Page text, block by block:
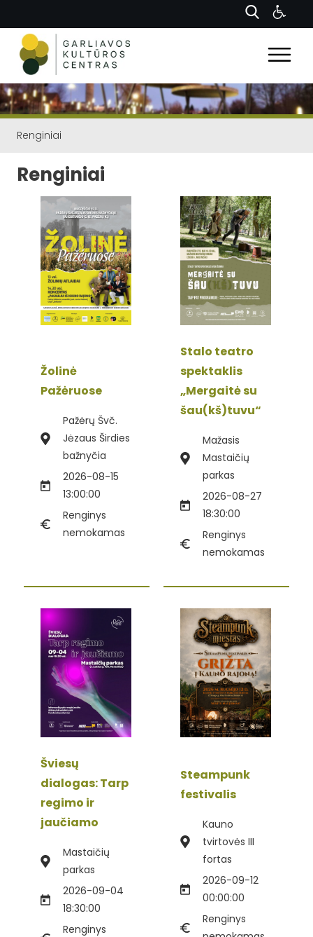
Renginiai
Renginiai
Žolinė
Pažėruose
Pažėrų Švč.
Jėzaus Širdies
bažnyčia
2026-08-15
13:00:00
Renginys
nemokamas
Stalo teatro
spektaklis
„Mergaitė su
šau(kš)tuvu“
Mažasis
Mastaičių
parkas
2026-08-27
18:30:00
Renginys
nemokamas
Šviesų
dialogas: Tarp
regimo ir
jaučiamo
Mastaičių
parkas
2026-09-04
18:30:00
Renginys
Steampunk
festivalis
Kauno
tvirtovės III
fortas
2026-09-12
00:00:00
Renginys